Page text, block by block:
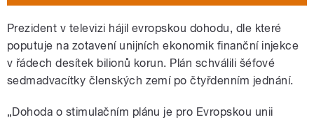
Prezident v televizi hájil evropskou dohodu, dle které
poputuje na zotavení unijních ekonomik finanční injekce
v řádech desítek bilionů korun. Plán schválili šéfové
sedmadvacítky členských zemí po čtyřdenním jednání.
„Dohoda o stimulačním plánu je pro Evropskou unii